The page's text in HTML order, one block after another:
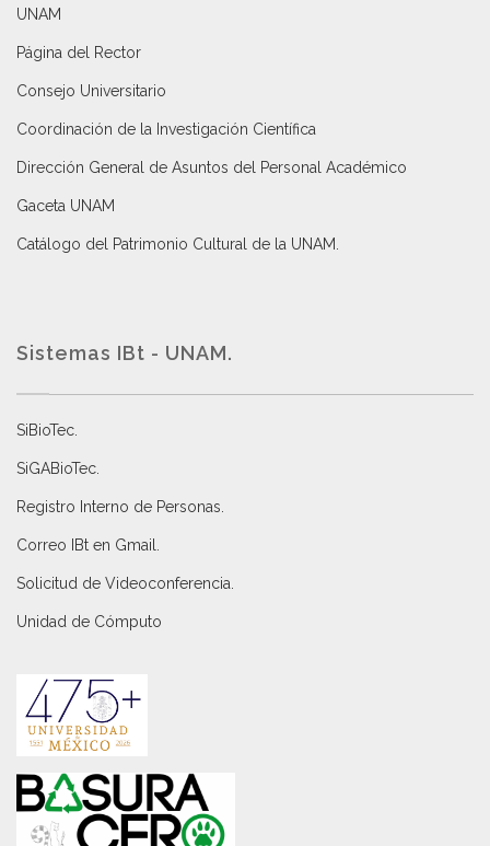
UNAM
Página del Rector
Consejo Universitario
Coordinación de la Investigación Científica
Dirección General de Asuntos del Personal Académico
Gaceta UNAM
Catálogo del Patrimonio Cultural de la UNAM.
Sistemas IBt - UNAM.
SiBioTec
SiGABioTec.
Registro Interno de Personas
Correo IBt en Gmail
Solicitud de Videoconferencia.
Unidad de Cómputo